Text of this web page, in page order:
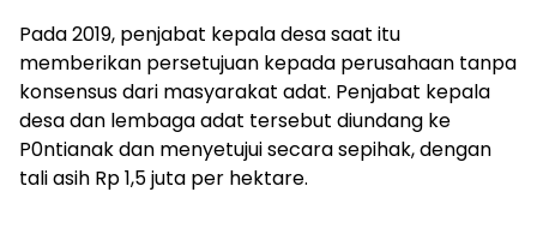
Pada 2019, penjabat kepala desa saat itu
memberikan persetujuan kepada perusahaan tanpa
konsensus dari masyarakat adat. Penjabat kepala
desa dan lembaga adat tersebut diundang ke
P0ntianak dan menyetujui secara sepihak, dengan
tali asih Rp 1,5 juta per hektare.